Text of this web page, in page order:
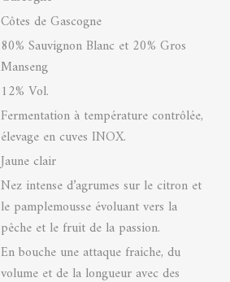
Côtes de Gascogne
80% Sauvignon Blanc et 20% Gros
Manseng
12% Vol.
Fermentation à température contrôlée,
élevage en cuves INOX.
Jaune clair
Nez intense d’agrumes sur le citron et
le pamplemousse évoluant vers la
pêche et le fruit de la passion.
En bouche une attaque fraiche, du
volume et de la longueur avec des